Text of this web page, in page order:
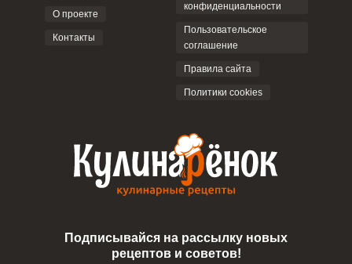
О проекте
Контакты
конфиденциальности
Пользовательское
соглашение
Правила сайта
Политики cookies
Подписывайся на рассылку новых
рецептов и советов!